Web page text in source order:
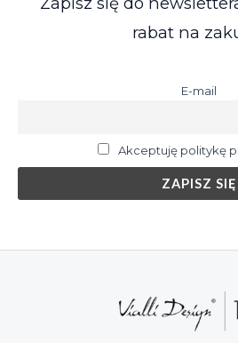
rabat na
E-mail
Akceptuję politykę